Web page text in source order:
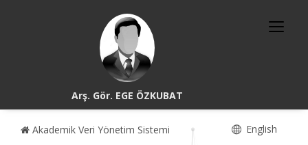
Arş. Gör. EGE ÖZKUBAT
Akademik Veri Yönetim Sistemi English